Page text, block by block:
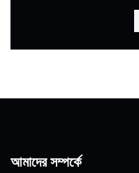
আমাদের সম্পর্কে